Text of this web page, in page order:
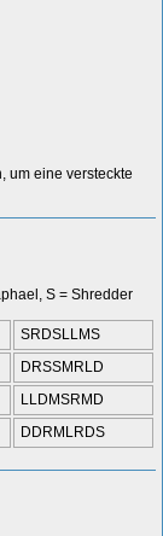
um eine versteckte
S = Shredder
SRDSLLMS
DRSSMRLD
LLDMSRMD
DDRMLRDS